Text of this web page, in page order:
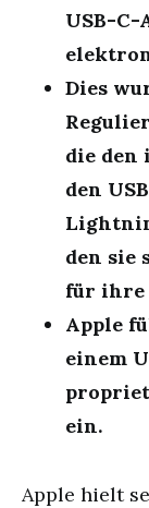
USB-
Dies
die den
den
den sie
für ihre
Apple
einem
ein.
Apple hielt